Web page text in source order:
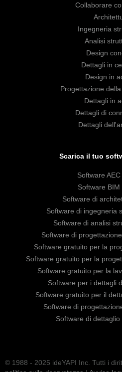
Collaborare
Ingegneria
Analisi
Design
Dettagli in
Design in
Progettazione
Dettagli in
Dettagli di
Dettagli
Scarica il tuo
Software
Software
Software di
Software di ingegneria
Software di analisi
Software di
Software gratuito per la
Software gratuito per la
Software gratuito per la
Software per i dettagli
Software gratuito per il
Software di
Software di
© 1988 - 2025 ideYAPI Inc. Tutti i